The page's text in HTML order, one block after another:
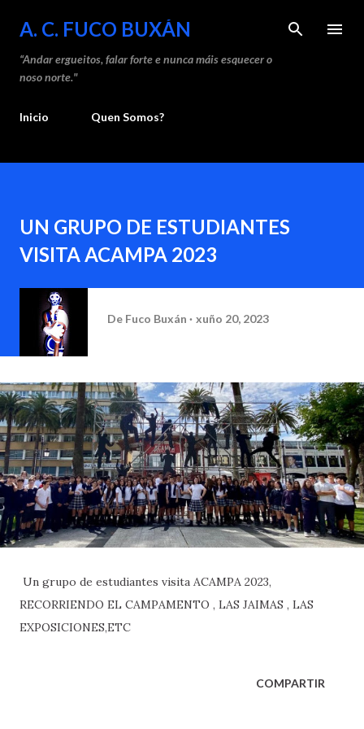
Saltar ao contido principal
A. C. FUCO BUXÁN
“Andar ergueitos, falar forte e nunca máis esquecer o
noso norte."
Inicio Quen Somos?
UN GRUPO DE ESTUDIANTES
VISITA ACAMPA 2023
De Fuco Buxán xuño 20, 2023
Un grupo de estudiantes visita ACAMPA 2023,
RECORRIENDO EL CAMPAMENTO , LAS JAIMAS , LAS
EXPOSICIONES,ETC
COMPARTIR